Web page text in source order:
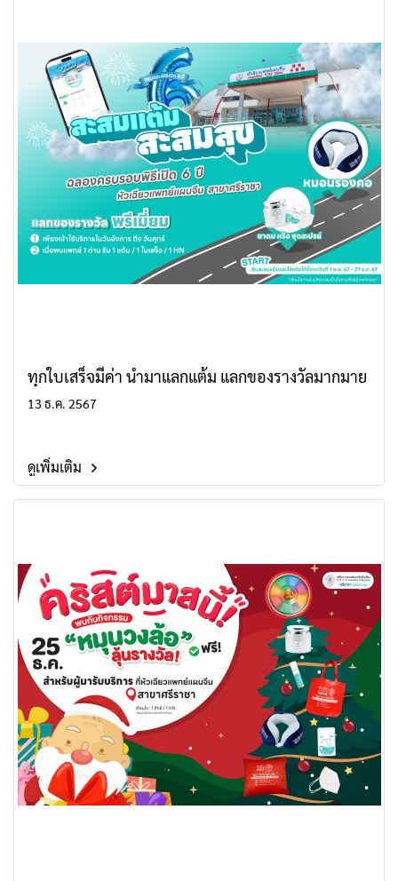
ทุกใบเสร็จมีค่า นำมาแลกแต้ม แลกของรางวัลมากมาย
13 ธ.ค. 2567
ดูเพิ่มเติม